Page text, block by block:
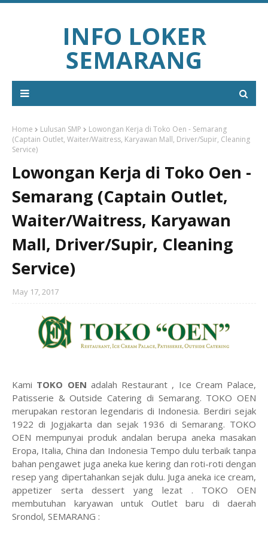
INFO LOKER
SEMARANG
Home Lulusan SMP
Lowongan Kerja di Toko Oen - Semarang
(Captain Outlet, Waiter/Waitress, Karyawan Mall, Driver/Supir, Cleaning
Service)
Lowongan Kerja di Toko Oen -
Semarang (Captain Outlet,
Waiter/Waitress, Karyawan
Mall, Driver/Supir, Cleaning
Service)
May 17, 2017
Kami TOKO OEN adalah Restaurant , Ice Cream Palace,
Patisserie & Outside Catering di Semarang. TOKO OEN
merupakan restoran legendaris di Indonesia. Berdiri sejak
1922 di Jogjakarta dan sejak 1936 di Semarang. TOKO
OEN mempunyai produk andalan berupa aneka masakan
Eropa, Italia, China dan Indonesia Tempo dulu terbaik tanpa
bahan pengawet juga aneka kue kering dan roti-roti dengan
resep yang dipertahankan sejak dulu. Juga aneka ice cream,
appetizer serta dessert yang lezat . TOKO OEN
membutuhan karyawan untuk Outlet baru di daerah
Srondol, SEMARANG :